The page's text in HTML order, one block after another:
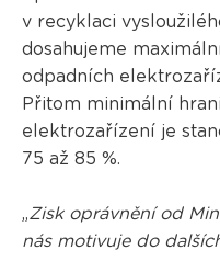
v recyklaci
dosahujeme
odpadních
Přitom minimální
elektrozařízení je
75 až 85 %.
„Zisk oprávnění od
nás motivuje do